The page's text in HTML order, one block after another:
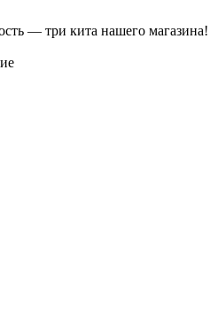
— три кита нашего магазина!